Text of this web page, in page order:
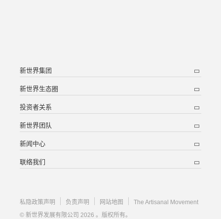
新世界集团
新世界生态圈
投资者关系
新世界团队
新闻中心
联络我们
私隐政策声明 负责声明 网站地图
The Artisanal Movement
© 新世界发展有限公司 2026 。版权所有。